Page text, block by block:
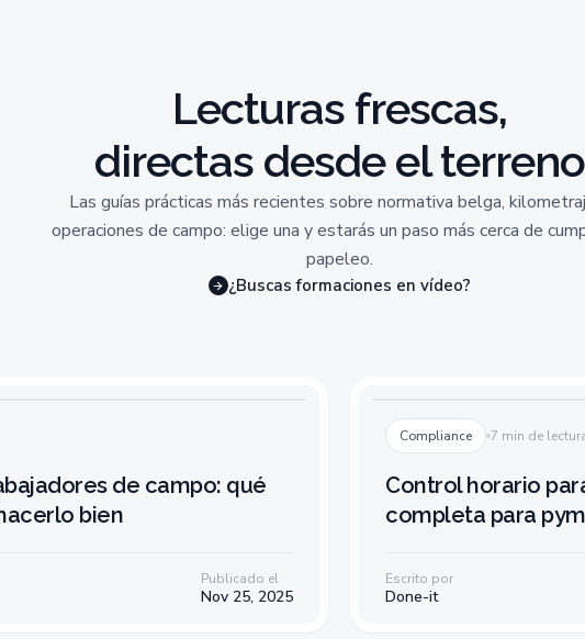
Lecturas frescas,
directas desde el terreno
Las guías prácticas más recientes sobre normativa belga,
operaciones de campo: elige una y estarás un paso más cerca de
papeleo.
¿Buscas formaciones en vídeo?
de campo: qué
bien
Publicado el
Nov 25, 2025
Compliance 7 min de
Control horario
completa para
Escrito por
Done-it